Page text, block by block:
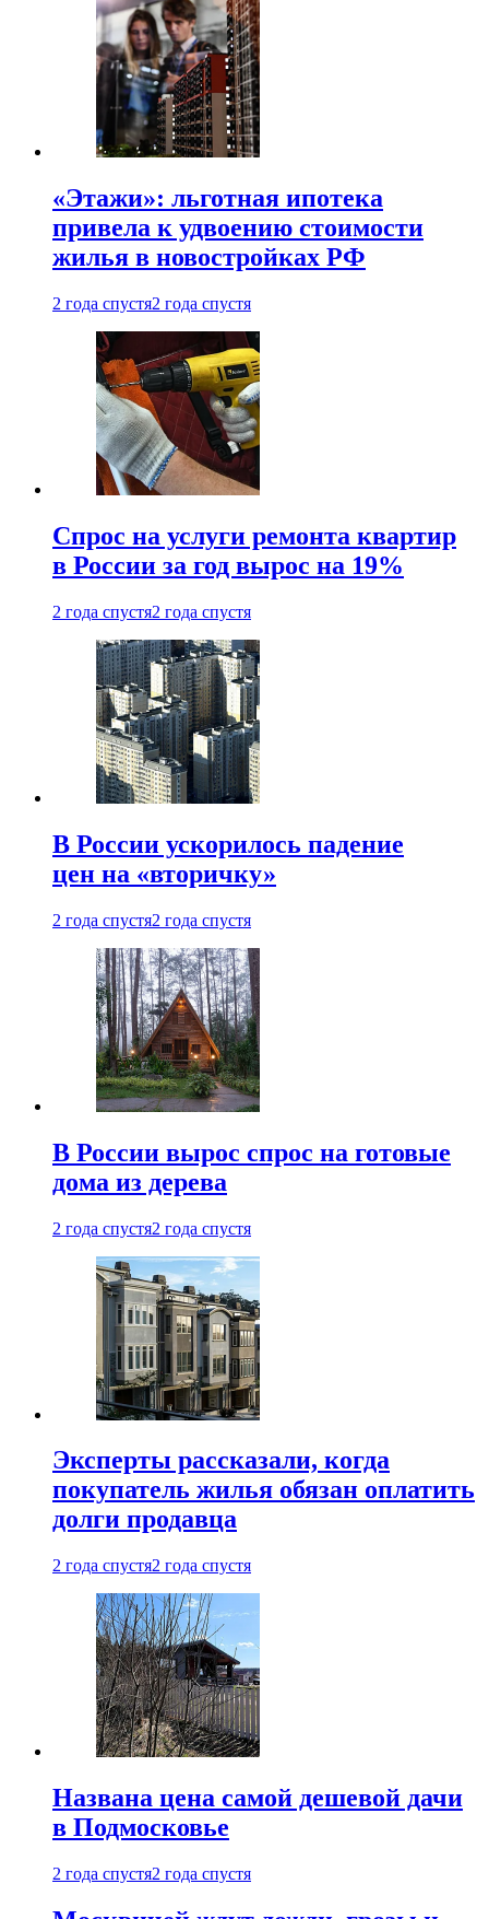
«Этажи»: льготная ипотека
привела к удвоению стоимости
жилья в новостройках РФ
2 года спустя2 года спустя
Спрос на услуги ремонта квартир
в России за год вырос на 19%
2 года спустя2 года спустя
В России ускорилось падение
цен на «вторичку»
2 года спустя2 года спустя
В России вырос спрос на готовые
дома из дерева
2 года спустя2 года спустя
Эксперты рассказали, когда
покупатель жилья обязан оплатить
долги продавца
2 года спустя2 года спустя
Названа цена самой дешевой дачи
в Подмосковье
2 года спустя2 года спустя